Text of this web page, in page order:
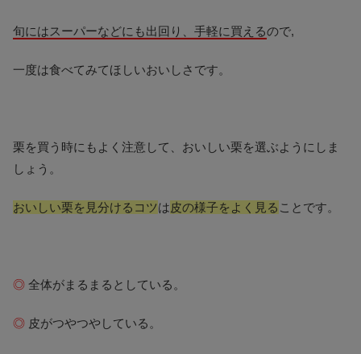
旬にはスーパーなどにも出回り、手軽に買えるので,
一度は食べてみてほしいおいしさです。
栗を買う時にもよく注意して、おいしい栗を選ぶようにしま
しょう。
おいしい栗を見分けるコツは皮の様子をよく見る ことです。
◎ 全体がまるまるとしている。
◎ 皮がつやつやしている。